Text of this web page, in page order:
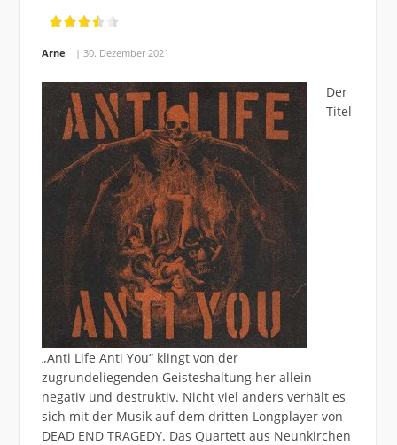
Arne 30. Dezember 2021
Der
Titel
„Anti Life Anti You“ klingt von der
zugrundeliegenden Geisteshaltung her allein
negativ und destruktiv. Nicht viel anders verhält es
sich mit der Musik auf dem dritten Longplayer von
DEAD END TRAGEDY. Das Quartett aus Neunkirchen